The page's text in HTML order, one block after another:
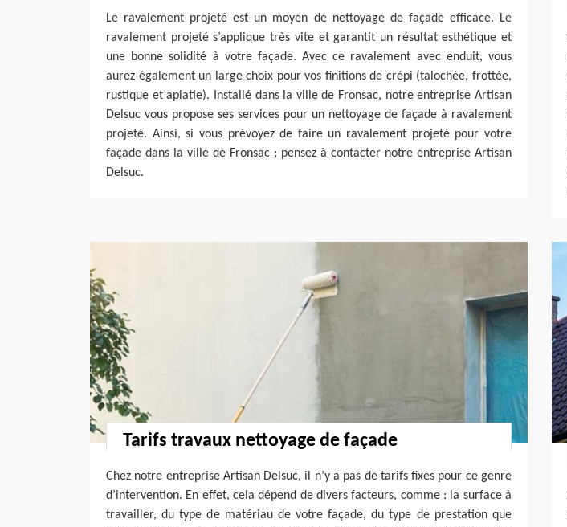
Le ravalement projeté est un moyen de nettoyage de façade efficace. Le
ravalement projeté s’applique très vite et garantit un résultat esthétique et
une bonne solidité à votre façade. Avec ce ravalement avec enduit, vous
aurez également un large choix pour vos finitions de crépi (talochée, frottée,
rustique et aplatie). Installé dans la ville de Fronsac, notre entreprise Artisan
Delsuc vous propose ses services pour un nettoyage de façade à ravalement
projeté. Ainsi, si vous prévoyez de faire un ravalement projeté pour votre
façade dans la ville de Fronsac ; pensez à contacter notre entreprise Artisan
Delsuc.
Tarifs travaux nettoyage de façade
Chez notre entreprise Artisan Delsuc, il n’y a pas de tarifs fixes pour ce genre
d’intervention. En effet, cela dépend de divers facteurs, comme : la surface à
travailler, du type de matériau de votre façade, du type de prestation que